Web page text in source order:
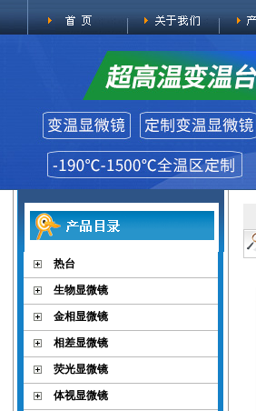
热台
生物显微镜
金相显微镜
相差显微镜
荧光显微镜
体视显微镜